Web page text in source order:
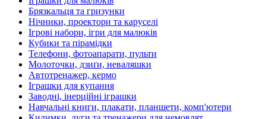
Брязкальця та гризунки
Нічники, проектори та каруселі
Ігрові набори, ігри для малюків
Кубики та пірамідки
Телефони, фотоапарати, пульти
Молоточки, дзиґи, неваляшки
Автотренажер, кермо
Іграшки для купання
Заводні, інерційні іграшки
Навчальні книги, плакати, планшети, комп'ютери